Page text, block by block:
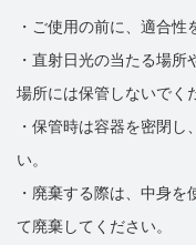
・ご使用の前に、適合性
・直射日光の当たる場
場所には保管しないでく
・保管時は容器を密閉
い。
・廃棄する際は、中身
て廃棄してください。